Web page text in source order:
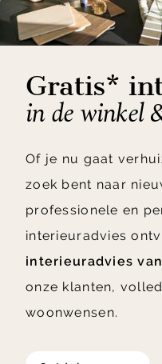
Gratis*
in de winkel
Of je nu gaat
zoek bent naar
professionele en
interieuradvies
interieuradvies
onze klanten,
woonwensen.